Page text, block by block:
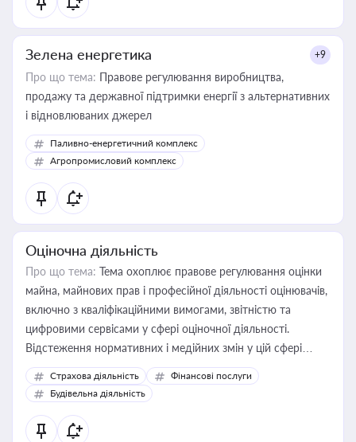
Зелена енергетика +9
Про що тема: Правове регулювання виробництва,
продажу та державної підтримки енергії з альтернативних
і відновлюваних джерел
Паливно-енергетичний комплекс
Агропромисловий комплекс
Оціночна діяльність
Про що тема: Тема охоплює правове регулювання оцінки
майна, майнових прав і професійної діяльності оцінювачів,
включно з кваліфікаційними вимогами, звітністю та
цифровими сервісами у сфері оціночної діяльності.
Відстеження нормативних і медійних змін у цій сфері
корисне для власника бізнесу, керівника, юриста або
бухгалтера під час оподаткування, приватизації, оренди
державного майна, корпоративних угод і перевірки
статусу суб'єктів оціночної діяльності
Страхова діяльність
Фінансові послуги
Будівельна діяльність